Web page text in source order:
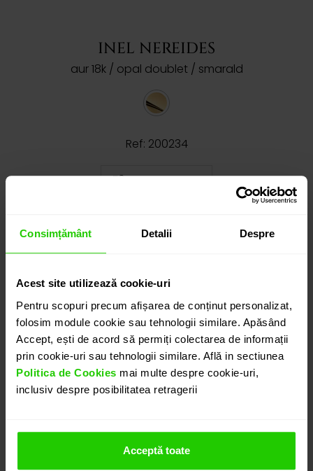
Consimțământ Detalii Despre
Acest site utilizează cookie-uri
Pentru scopuri precum afișarea de conținut personalizat,
folosim module cookie sau tehnologii similare. Apăsând
Accept, ești de acord să permiți colectarea de informații
prin cookie-uri sau tehnologii similare. Află in sectiunea
Politica de Cookies mai multe despre cookie-uri,
inclusiv despre posibilitatea retragerii
Acceptă toate
INEL NEREIDES
aur 18k / opal doublet / smarald
Ref: 200234
8.425
ADAUGĂ ÎN COȘ
PROGRAMEAZĂ O ÎNTÂLNIRE
DETALII